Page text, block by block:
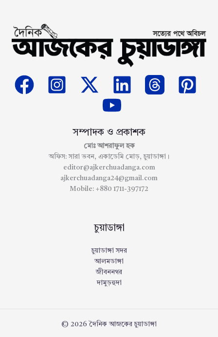
সম্পাদক ও প্রকাশক
মোঃ আশরাফুল হক
অফিস: সারা ভবন, একাডেমি মোড়, চুয়াডাঙ্গা।
editor@ajkerchuadanga.com
ajkerchuadanga24@gmail.com
Mobile: +880 1711-397172
চুয়াডাঙ্গা
চুয়াডাঙ্গা সদর
আলমডাঙ্গা
জীবননগর
দামুড়হুদা
© 2026 দৈনিক আজকের চুয়াডাঙ্গা